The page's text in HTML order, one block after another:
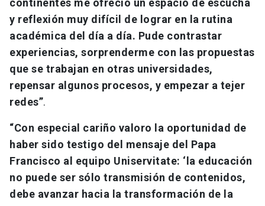
continentes me ofreció un espacio de escucha
y reflexión muy difícil de lograr en la rutina
académica del día a día. Pude contrastar
experiencias, sorprenderme con las propuestas
que se trabajan en otras universidades,
repensar algunos procesos, y empezar a tejer
redes”.
“Con especial cariño valoro la oportunidad de
haber sido testigo del mensaje del Papa
Francisco al equipo Uniservitate: ‘la educación
no puede ser sólo transmisión de contenidos,
debe avanzar hacia la transformación de la